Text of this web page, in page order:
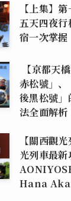
【上集】
五天四夜
宿一次掌握
【京都天
赤松號」
後黑松號
法全面解析
【關西觀
光列車最新
Hana